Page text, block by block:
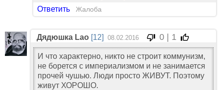
Ответить Жалоба
Дядюшка Lao [12] 08.02.2016 0 | 1
И что характерно, никто не строит коммунизм,
не борется с империализмом и не занимается
прочей чушью. Люди просто ЖИВУТ. Поэтому
живут ХОРОШО.